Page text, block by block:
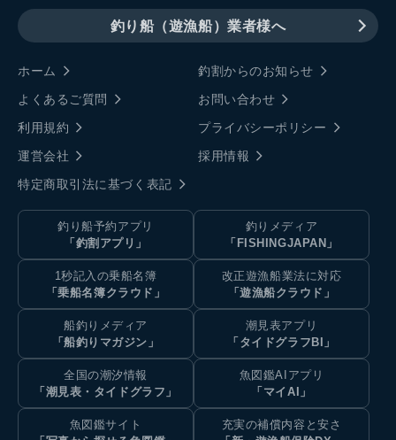
釣り船（遊漁船）業者様へ
ホーム
釣割からのお知らせ
よくあるご質問
お問い合わせ
利用規約
プライバシーポリシー
運営会社
採用情報
特定商取引法に基づく表記
釣り船予約アプリ
「釣割アプリ」
釣りメディア
「FISHINGJAPAN」
1秒記入の乗船名簿
「乗船名簿クラウド」
改正遊漁船業法に対応
「遊漁船クラウド」
船釣りメディア
「船釣りマガジン」
潮見表アプリ
「タイドグラフBI」
全国の潮汐情報
「潮見表・タイドグラフ」
魚図鑑AIアプリ
「マイAI」
魚図鑑サイト
充実の補償内容と安さ